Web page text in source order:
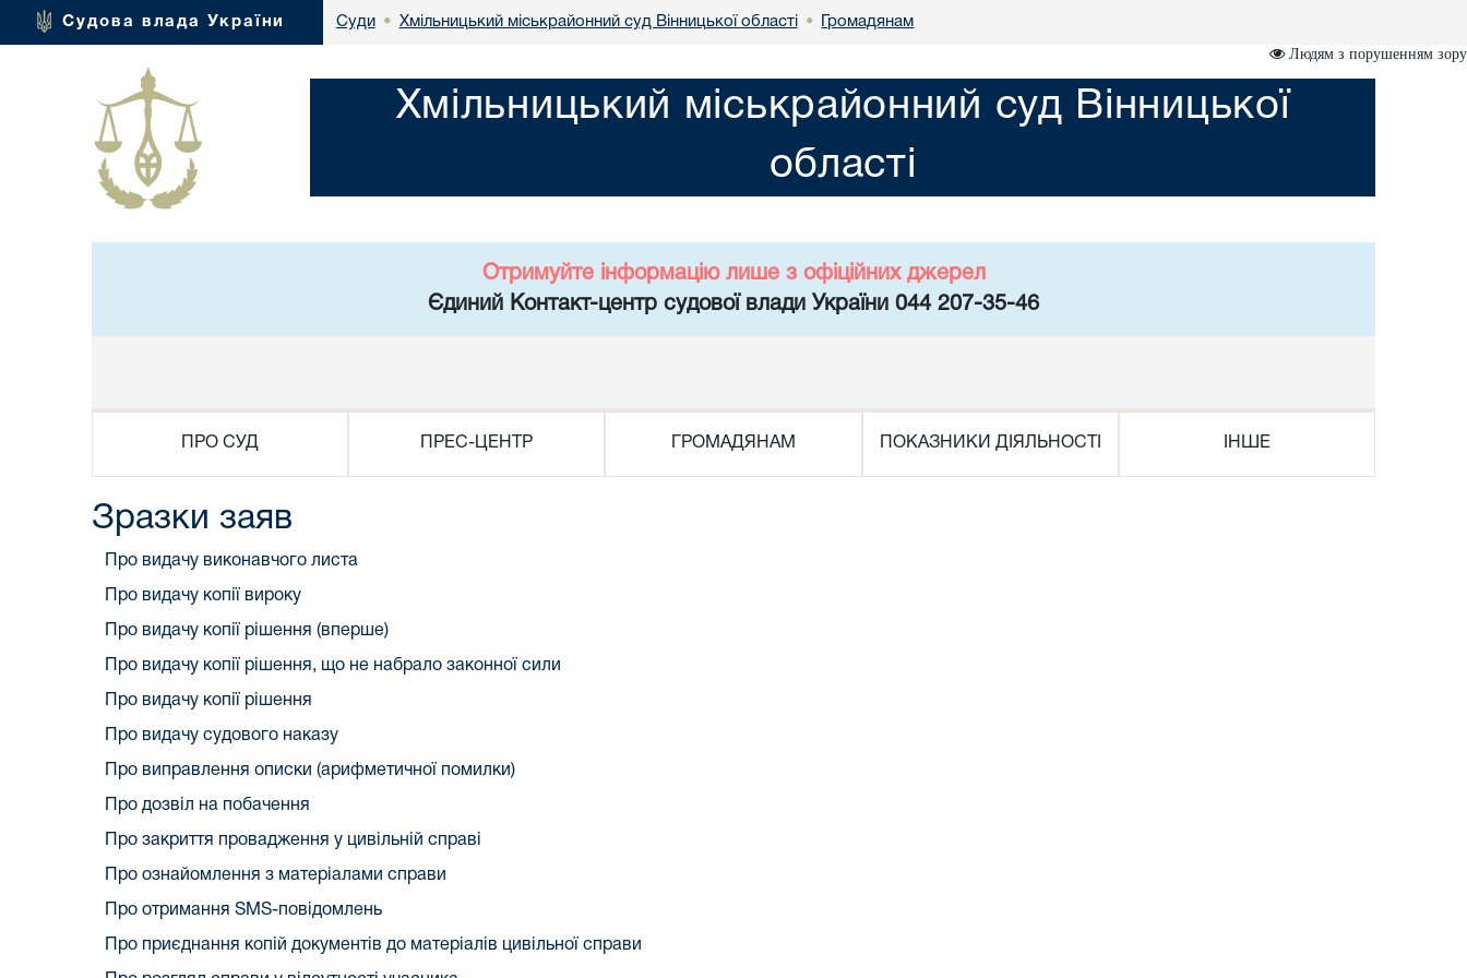
Судова влада України Суди • Хмільницький міськрайонний суд Вінницької області • Громадянам
Людям з порушенням зору
Хмільницький міськрайонний суд Вінницької
області
Отримуйте інформацію лише з офіційних джерел
Єдиний Контакт-центр судової влади України 044 207-35-46
ПРО СУД ПРЕС-ЦЕНТР ГРОМАДЯНАМ ПОКАЗНИКИ ДІЯЛЬНОСТІ ІНШЕ
Зразки заяв
Про видачу виконавчого листа
Про видачу копії вироку
Про видачу копії рішення (вперше)
Про видачу копії рішення, що не набрало законної сили
Про видачу копії рішення
Про видачу судового наказу
Про виправлення описки (арифметичної помилки)
Про дозвіл на побачення
Про закриття провадження у цивільній справі
Про ознайомлення з матеріалами справи
Про отримання SMS-повідомлень
Про приєднання копій документів до матеріалів цивільної справи